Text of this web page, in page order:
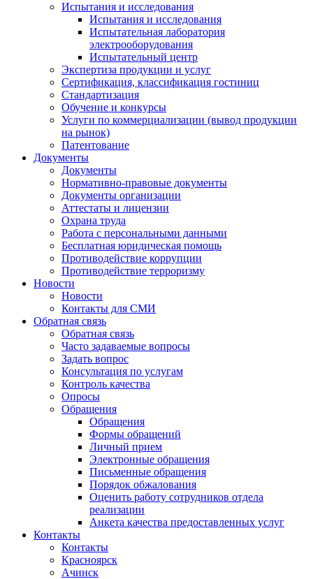
Испытания и исследования
Испытания и исследования
Испытательная лаборатория
электрооборудования
Испытательный центр
Экспертиза продукции и услуг
Сертификация, классификация гостиниц
Стандартизация
Обучение и конкурсы
Услуги по коммерциализации (вывод продукции
на рынок)
Патентование
Документы
Документы
Нормативно-правовые документы
Документы организации
Аттестаты и лицензии
Охрана труда
Работа с персональными данными
Бесплатная юридическая помощь
Противодействие коррупции
Противодействие терроризму
Новости
Новости
Контакты для СМИ
Обратная связь
Обратная связь
Часто задаваемые вопросы
Задать вопрос
Консультация по услугам
Контроль качества
Опросы
Обращения
Обращения
Формы обращений
Личный прием
Электронные обращения
Письменные обращения
Порядок обжалования
Оценить работу сотрудников отдела
реализации
Анкета качества предоставленных услуг
Контакты
Контакты
Красноярск
Ачинск